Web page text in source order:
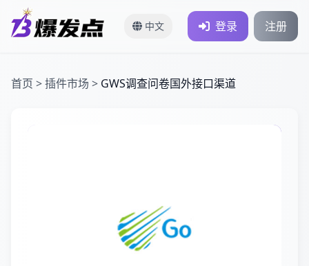
中文 登录 注册
首页 >插件市场 > GWS调查问卷国外接口渠道